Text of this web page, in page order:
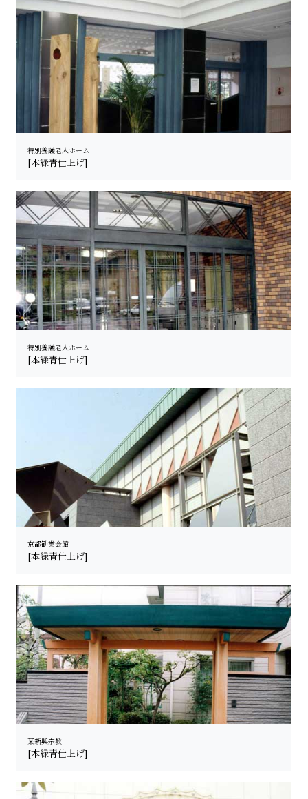
特別養護老人ホーム
[本緑青仕上げ]
特別養護老人ホーム
[本緑青仕上げ]
京都勧業会館
[本緑青仕上げ]
某新興宗教
[本緑青仕上げ]